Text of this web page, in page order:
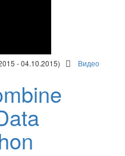
- 04.10.2015) Видео